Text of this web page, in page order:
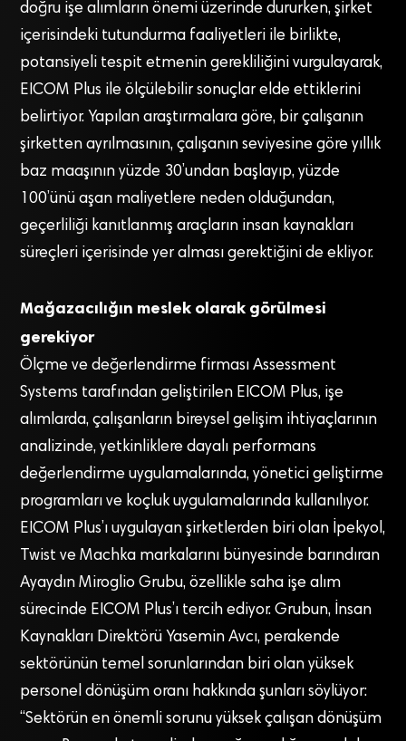
doğru işe alımların önemi üzerinde dururken, şirket
içerisindeki tutundurma faaliyetleri ile birlikte,
potansiyeli tespit etmenin gerekliliğini vurgulayarak,
EICOM Plus ile ölçülebilir sonuçlar elde ettiklerini
belirtiyor. Yapılan araştırmalara göre, bir çalışanın
şirketten ayrılmasının, çalışanın seviyesine göre yıllık
baz maaşının yüzde 30’undan başlayıp, yüzde
100’ünü aşan maliyetlere neden olduğundan,
geçerliliği kanıtlanmış araçların insan kaynakları
süreçleri içerisinde yer alması gerektiğini de ekliyor.
Mağazacılığın meslek olarak görülmesi
gerekiyor
Ölçme ve değerlendirme firması Assessment
Systems tarafından geliştirilen EICOM Plus, işe
alımlarda, çalışanların bireysel gelişim ihtiyaçlarının
analizinde, yetkinliklere dayalı performans
değerlendirme uygulamalarında, yönetici geliştirme
programları ve koçluk uygulamalarında kullanılıyor.
EICOM Plus’ı uygulayan şirketlerden biri olan İpekyol,
Twist ve Machka markalarını bünyesinde barındıran
Ayaydın Miroglio Grubu, özellikle saha işe alım
sürecinde EICOM Plus’ı tercih ediyor. Grubun, İnsan
Kaynakları Direktörü Yasemin Avcı, perakende
sektörünün temel sorunlarından biri olan yüksek
personel dönüşüm oranı hakkında şunları söylüyor:
“Sektörün en önemli sorunu yüksek çalışan dönüşüm